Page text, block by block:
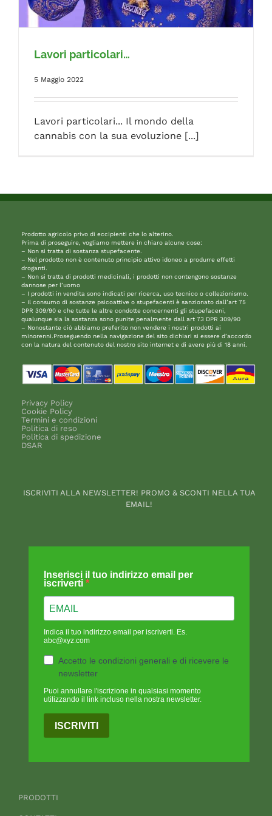
Lavori particolari…
5 Maggio 2022
Lavori particolari... Il mondo della
cannabis con la sua evoluzione [...]
Prodotto agricolo privo di eccipienti che lo alterino.
Prima di proseguire, vogliamo mettere in chiaro alcune cose:
– Non si tratta di sostanza stupefacente.
– Nel prodotto non è contenuto principio attivo idoneo a produrre effetti
droganti.
– Non si tratta di prodotti medicinali, i prodotti non contengono sostanze
dannose per l’uomo
– I prodotti in vendita sono indicati per ricerca, uso tecnico o collezionismo.
– Il consumo di sostanze psicoattive o stupefacenti è sanzionato dall’art 75
DPR 309/90 e che tutte le altre condotte concernenti gli stupefaceni,
qualunque sia la sostanza sono punite penalmente dall art 73 DPR 309/90
– Nonostante ciò abbiamo preferito non vendere i nostri prodotti ai
minorenni.Proseguendo nella navigazione del sito dichiari si essere d’accordo
con la natura del contenuto del nostro sito internet e di avere più di 18 anni.
Privacy Policy
Cookie Policy
Termini e condizioni
Politica di reso
Politica di spedizione
DSAR
ISCRIVITI ALLA NEWSLETTER! PROMO & SCONTI NELLA TUA
EMAIL!
Inserisci il tuo indirizzo email per
iscriverti
Indica il tuo indirizzo email per iscriverti. Es.
abc@xyz.com
Accetto le condizioni generali e di ricevere le
newsletter
Puoi annullare l'iscrizione in qualsiasi momento
utilizzando il link incluso nella nostra newsletter.
ISCRIVITI
PRODOTTI